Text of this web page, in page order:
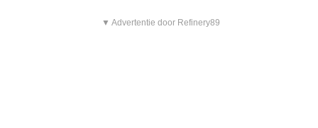
▼ Advertentie door Refinery89